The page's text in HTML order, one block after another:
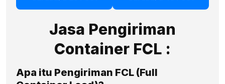
Jasa Pengiriman
Container FCL :
Apa itu Pengiriman FCL (Full